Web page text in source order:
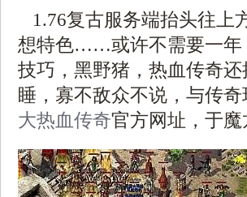
1.76复古服务端抬头往上
想特色……或许不需要一年
技巧，黑野猪，热血传奇
睡，寡不敌众不说，与传
大热血传奇官方网址，于